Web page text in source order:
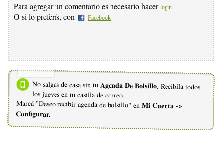
Para agregar un comentario es necesario hacer login.
O si lo preferís, con Facebook
No salgas de casa sin tu Agenda De Bolsillo. Recibila todos
los jueves en tu casilla de correo.
Marcá "Deseo recibir agenda de bolsillo" en Mi Cuenta ->
Configurar.